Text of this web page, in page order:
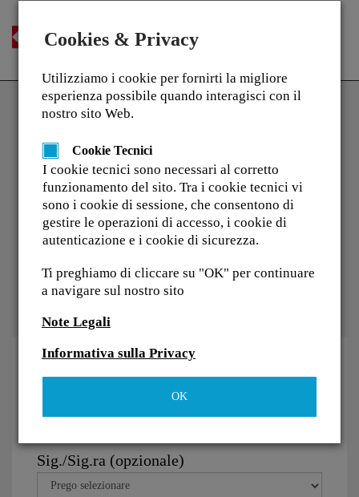
Modulo di richiesta Account
Ti preghiamo di inserire di seguito i tuoi dati.
La tua password per l'account Kyocera
Academy ti verrà inviata via e-mail una volta
Nota: valori e rispetto di Kyocera Academy
Sig./Sig.ra (opzionale)
Cookies & Privacy
Utilizziamo i cookie per fornirti la migliore
esperienza possibile quando interagisci con il
nostro sito Web.
Cookie Tecnici
I cookie tecnici sono necessari al corretto
funzionamento del sito. Tra i cookie tecnici vi
sono i cookie di sessione, che consentono di
gestire le operazioni di accesso, i cookie di
autenticazione e i cookie di sicurezza.
Ti preghiamo di cliccare su "OK" per continuare
a navigare sul nostro sito
Note Legali
Informativa sulla Privacy
OK